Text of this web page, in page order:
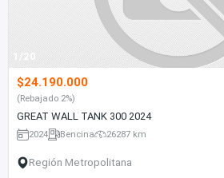
1/20
$24.190.000
(Rebajado 2%)
GREAT WALL TANK 300 2024
2024 Bencina 26287 km
Región Metropolitana